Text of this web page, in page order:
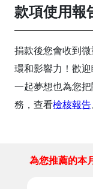
款項使用報
捐款後您會收到
環和影響力！歡
一起夢想也為您
務，查看檢核報告
為您推薦的本